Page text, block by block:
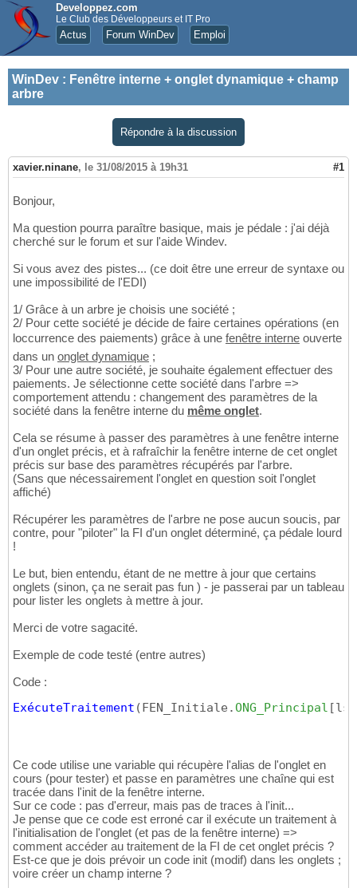
Developpez.com
Le Club des Développeurs et IT Pro
Actus Forum WinDev Emploi
WinDev : Fenêtre interne + onglet dynamique + champ
arbre
Répondre à la discussion
xavier.ninane, le 31/08/2015 à 19h31 #1
Bonjour,
Ma question pourra paraître basique, mais je pédale : j'ai déjà
cherché sur le forum et sur l'aide Windev.
Si vous avez des pistes... (ce doit être une erreur de syntaxe ou
une impossibilité de l'EDI)
1/ Grâce à un arbre je choisis une société ;
2/ Pour cette société je décide de faire certaines opérations (en
loccurrence des paiements) grâce à une fenêtre interne ouverte
dans un onglet dynamique ;
3/ Pour une autre société, je souhaite également effectuer des
paiements. Je sélectionne cette société dans l'arbre =>
comportement attendu : changement des paramètres de la
société dans la fenêtre interne du même onglet.
Cela se résume à passer des paramètres à une fenêtre interne
d'un onglet précis, et à rafraîchir la fenêtre interne de cet onglet
précis sur base des paramètres récupérés par l'arbre.
(Sans que nécessairement l'onglet en question soit l'onglet
affiché)
Récupérer les paramètres de l'arbre ne pose aucun soucis, par
contre, pour "piloter" la FI d'un onglet déterminé, ça pédale lourd
!
Le but, bien entendu, étant de ne mettre à jour que certains
onglets (sinon, ça ne serait pas fun ) - je passerai par un tableau
pour lister les onglets à mettre à jour.
Merci de votre sagacité.
Exemple de code testé (entre autres)
Code :
ExécuteTraitement ( FEN_Initiale.ONG_Principal [
Ce code utilise une variable qui récupère l'alias de l'onglet en
cours (pour tester) et passe en paramètres une chaîne qui est
tracée dans l'init de la fenêtre interne.
Sur ce code : pas d'erreur, mais pas de traces à l'init...
Je pense que ce code est erroné car il exécute un traitement à
l'initialisation de l'onglet (et pas de la fenêtre interne) =>
comment accéder au traitement de la FI de cet onglet précis ?
Est-ce que je dois prévoir un code init (modif) dans les onglets ;
voire créer un champ interne ?